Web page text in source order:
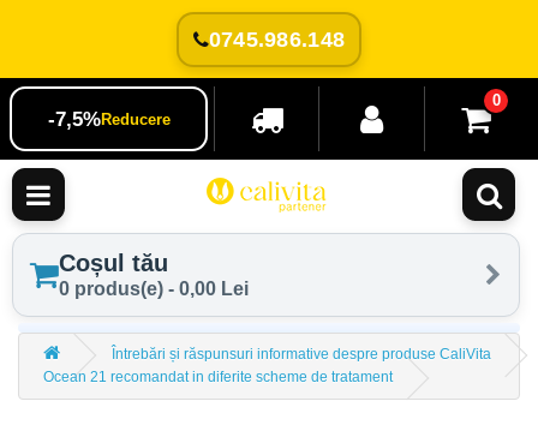
0745.986.148
-7,5%Reducere
0
Coșul tău
0 produs(e) - 0,00 Lei
Întrebări și răspunsuri informative despre produse CaliVita
Ocean 21 recomandat in diferite scheme de tratament